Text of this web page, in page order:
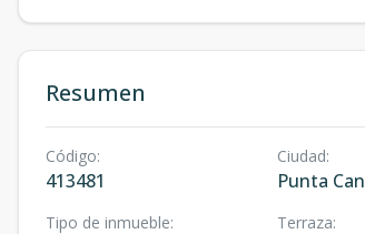
Resumen
Código:
413481
Ciudad:
Punta
Tipo de inmueble: Terraza: